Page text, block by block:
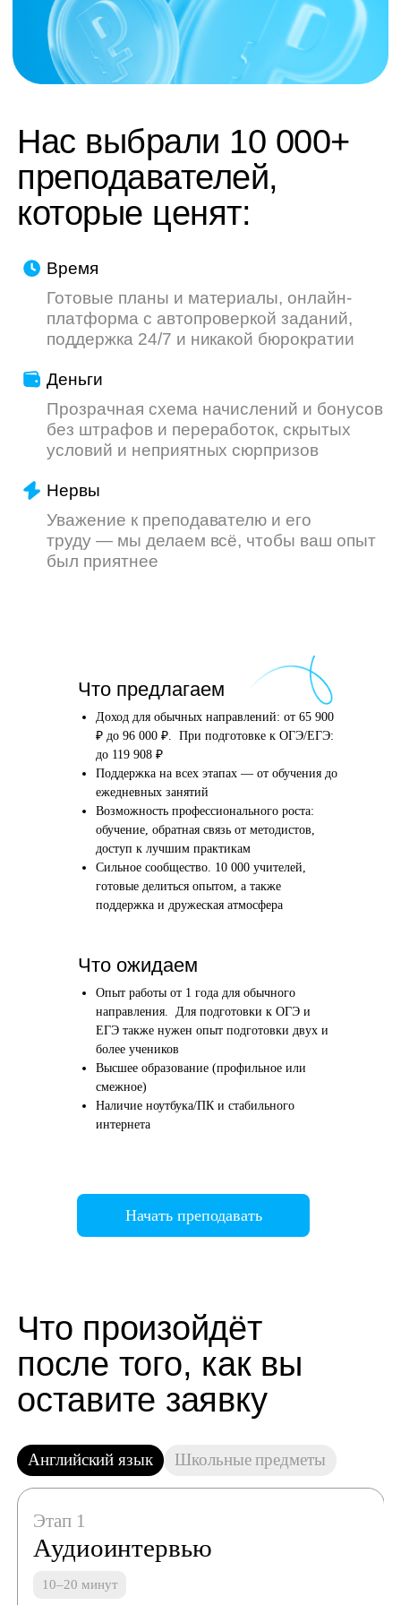
труду — мы делаем всё, чтобы ваш опыт
был приятнее
Что предлагаем
Начать преподавать
Что ожидаем
Доход для обычных направлений: от 65 900
₽ до 96 000 ₽. При подготовке к ОГЭ/ЕГЭ:
до 119 908 ₽
Поддержка на всех этапах — от обучения до
ежедневных занятий
Возможность профессионального роста:
обучение, обратная связь от методистов,
доступ к лучшим практикам
Сильное сообщество. 10 000 учителей,
готовые делиться опытом, а также
поддержка и дружеская атмосфера
Опыт работы от 1 года для обычного
направления. Для подготовки к ОГЭ и
ЕГЭ также нужен опыт подготовки двух и
более учеников
Высшее образование (профильное или
смежное)
Наличие ноутбука/ПК и стабильного
интернета
после того, как вы
оставите заявку
Английский язык Школьные предметы
Аудиоинтервью
Отвечаете по-английски на 4 вопроса
Начать преподавать